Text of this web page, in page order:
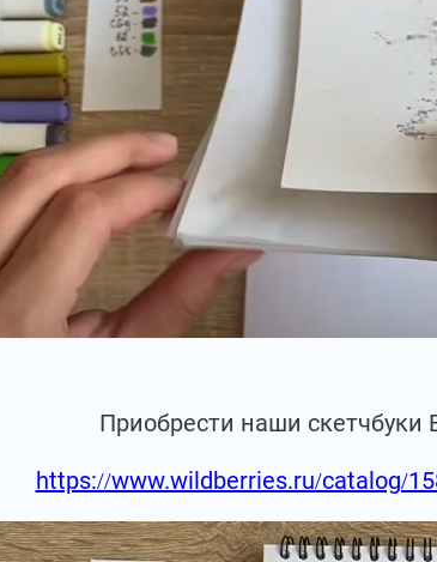
Приобрести наши
https://www.wildberries.ru/catalog/